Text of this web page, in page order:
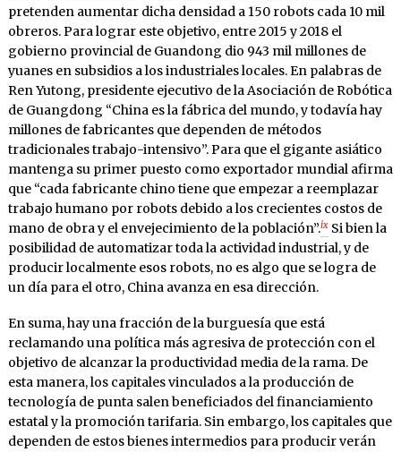
pretenden aumentar dicha densidad a 150 robots cada 10 mil
obreros. Para lograr este objetivo, entre 2015 y 2018 el
gobierno provincial de Guandong dio 943 mil millones de
yuanes en subsidios a los industriales locales. En palabras de
Ren Yutong, presidente ejecutivo de la Asociación de Robótica
de Guangdong “China es la fábrica del mundo, y todavía hay
millones de fabricantes que dependen de métodos
tradicionales trabajo-intensivo”. Para que el gigante asiático
mantenga su primer puesto como exportador mundial afirma
que “cada fabricante chino tiene que empezar a reemplazar
trabajo humano por robots debido a los crecientes costos de
mano de obra y el envejecimiento de la población”.ixSi bien la
posibilidad de automatizar toda la actividad industrial, y de
producir localmente esos robots, no es algo que se logra de
un día para el otro, China avanza en esa dirección.
En suma, hay una fracción de la burguesía que está
reclamando una política más agresiva de protección con el
objetivo de alcanzar la productividad media de la rama. De
esta manera, los capitales vinculados a la producción de
tecnología de punta salen beneficiados del financiamiento
estatal y la promoción tarifaria. Sin embargo, los capitales que
dependen de estos bienes intermedios para producir verán